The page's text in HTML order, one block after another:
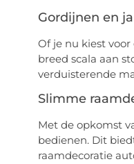
Gordijnen en
Of je nu kiest
breed scala aan
verduisterende
Slimme
Met de opkomst
bedienen. Dit
raamdecoratie